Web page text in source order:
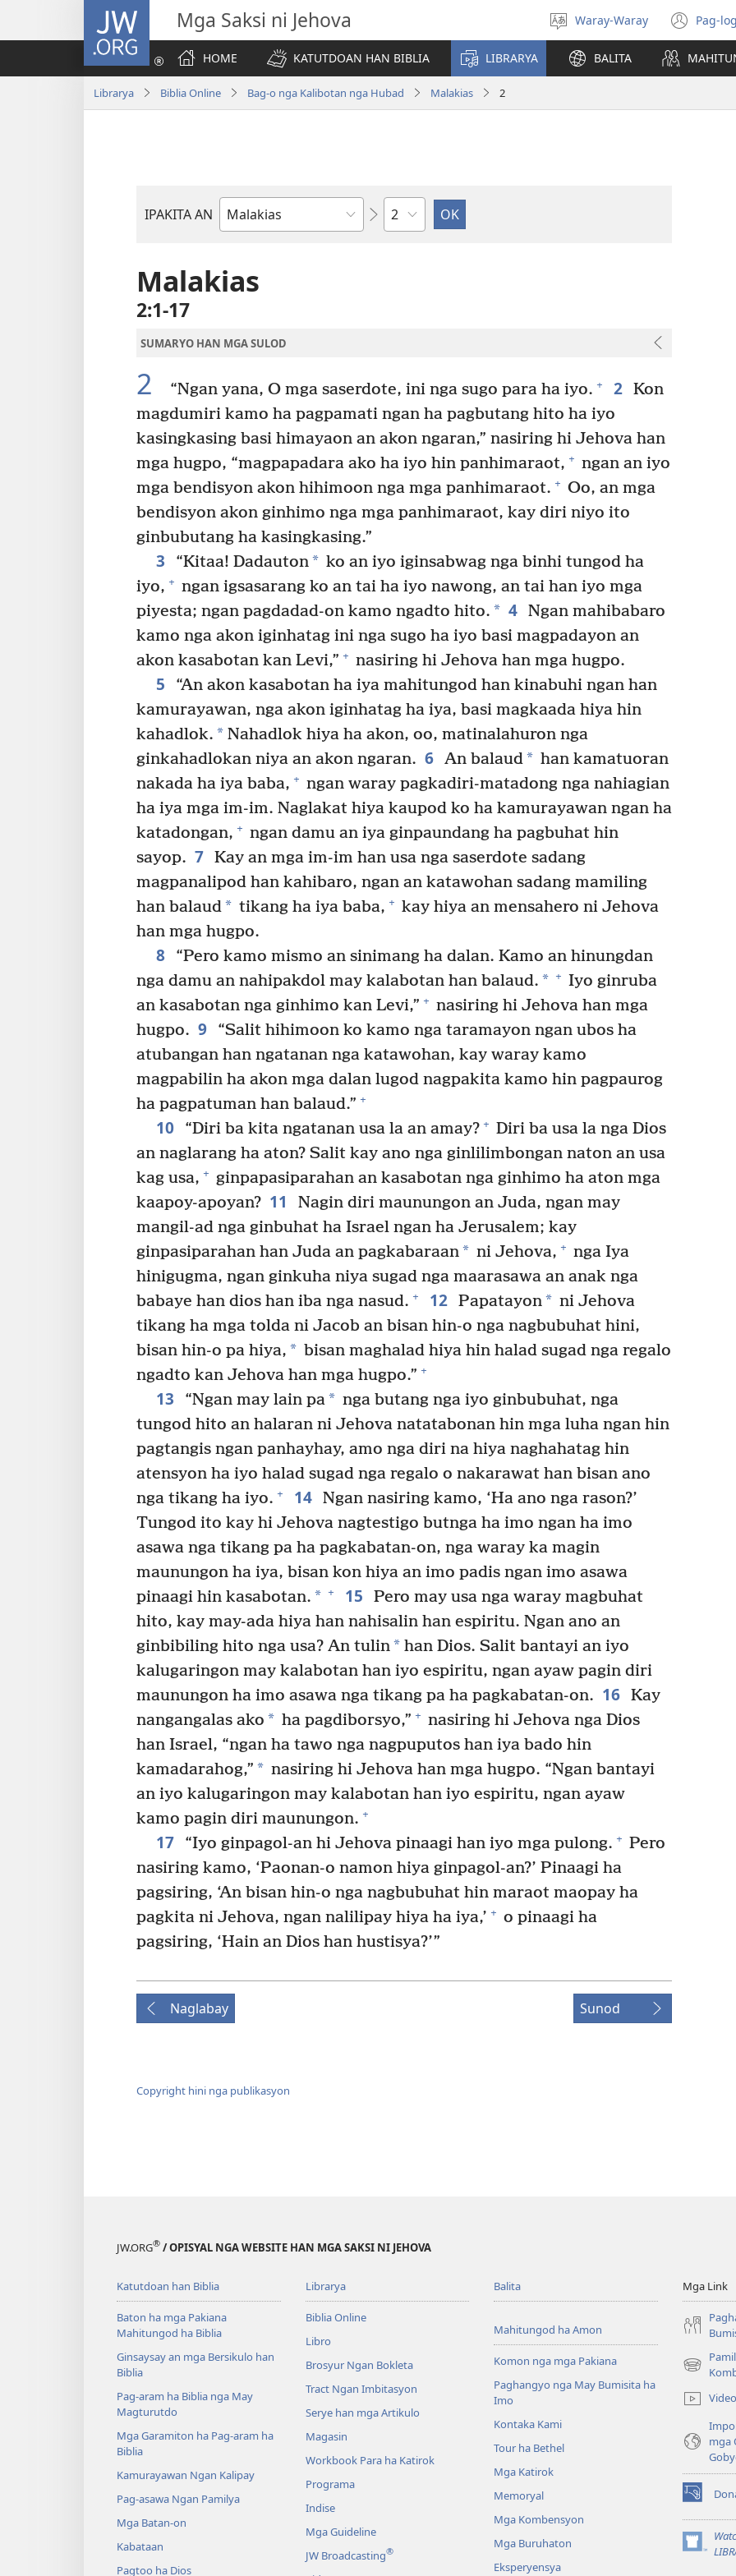
JW.ORG Mga Saksi ni Jehova
Pagpili
hin
yinaknan
Waray-Waray Pag-
new
HOME
KATUTDOAN HAN BIBLIA LIBRARYA BALITA
Librarya Biblia Online Bag-o nga Kalibotan nga Hubad Malakias 2
IPAKITA AN
Libro
Biblia
Kapitulo
Malakias
2:1-17
SUMARYO HAN MGA SULOD
2 “Ngan yana, O mga saserdote, ini nga sugo para ha iyo. + 2 Kon
magdumiri kamo ha pagpamati ngan ha pagbutang hito ha iyo
kasingkasing basi himayaon an akon ngaran,” nasiring hi Jehova han
mga hugpo, “magpapadara ako ha iyo hin panhimaraot, + ngan an iyo
mga bendisyon akon hihimoon nga mga panhimaraot. + Oo, an mga
bendisyon akon ginhimo nga mga panhimaraot, kay diri niyo ito
ginbubutang ha kasingkasing.”
3 “Kitaa! Dadauton* ko an iyo iginsabwag nga binhi tungod ha
iyo, + ngan igsasarang ko an tai ha iyo nawong, an tai han iyo mga
piyesta; ngan pagdadad-on kamo ngadto hito. * 4 Ngan mahibabaro
kamo nga akon iginhatag ini nga sugo ha iyo basi magpadayon an
akon kasabotan kan Levi,” + nasiring hi Jehova han mga hugpo.
5
“An akon kasabotan ha iya mahitungod han kinabuhi ngan han
kamurayawan, nga akon iginhatag ha iya, basi magkaada hiya hin
kahadlok. * Nahadlok hiya ha akon, oo, matinalahuron nga
ginkahadlokan niya an akon ngaran. 6 An balaud* han kamatuoran
nakada ha iya baba, + ngan waray pagkadiri-matadong nga nahiagian
ha iya mga im-im. Naglakat hiya kaupod ko ha kamurayawan ngan ha
katadongan, + ngan damu an iya ginpaundang ha pagbuhat hin
sayop. 7 Kay an mga im-im han usa nga saserdote sadang
magpanalipod han kahibaro, ngan an katawohan sadang mamiling
han balaud* tikang ha iya baba, + kay hiya an mensahero ni Jehova
han mga hugpo.
8
“Pero kamo mismo an sinimang ha dalan. Kamo an hinungdan
nga damu an nahipakdol may kalabotan han balaud. * + Iyo ginruba
an kasabotan nga ginhimo kan Levi,” + nasiring hi Jehova han mga
hugpo. 9
“Salit hihimoon ko kamo nga taramayon ngan ubos ha
atubangan han ngatanan nga katawohan, kay waray kamo
magpabilin ha akon mga dalan lugod nagpakita kamo hin pagpaurog
ha pagpatuman han balaud.” +
10 “Diri ba kita ngatanan usa la an amay? + Diri ba usa la nga Dios
an naglarang ha aton? Salit kay ano nga ginlilimbongan naton an usa
kag usa, + ginpapasiparahan an kasabotan nga ginhimo ha aton mga
kaapoy-apoyan? 11
Nagin diri maunungon an Juda, ngan may
mangil-ad nga ginbuhat ha Israel ngan ha Jerusalem; kay
ginpasiparahan han Juda an pagkabaraan* ni Jehova, + nga Iya
hinigugma, ngan ginkuha niya sugad nga maarasawa an anak nga
babaye han dios han iba nga nasud. + 12 Papatayon* ni Jehova
tikang ha mga tolda ni Jacob an bisan hin-o nga nagbubuhat hini,
bisan hin-o pa hiya, * bisan maghalad hiya hin halad sugad nga regalo
ngadto kan Jehova han mga hugpo.” +
13 “Ngan may lain pa* nga butang nga iyo ginbubuhat, nga
tungod hito an halaran ni Jehova natatabonan hin mga luha ngan hin
pagtangis ngan panhayhay, amo nga diri na hiya naghahatag hin
atensyon ha iyo halad sugad nga regalo o nakarawat han bisan ano
nga tikang ha iyo. + 14 Ngan nasiring kamo, ‘Ha ano nga rason?’
Tungod ito kay hi Jehova nagtestigo butnga ha imo ngan ha imo
asawa nga tikang pa ha pagkabatan-on, nga waray ka magin
maunungon ha iya, bisan kon hiya an imo padis ngan imo asawa
pinaagi hin kasabotan. * + 15
Pero may usa nga waray magbuhat
hito, kay may-ada hiya han nahisalin han espiritu. Ngan ano an
ginbibiling hito nga usa? An tulin* han Dios. Salit bantayi an iyo
kalugaringon may kalabotan han iyo espiritu, ngan ayaw pagin diri
maunungon ha imo asawa nga tikang pa ha pagkabatan-on. 16 Kay
nangangalas ako * ha pagdiborsyo,” + nasiring hi Jehova nga Dios
han Israel, “ngan ha tawo nga nagpuputos han iya bado hin
kamadarahog,” * nasiring hi Jehova han mga hugpo. “Ngan bantayi
an iyo kalugaringon may kalabotan han iyo espiritu, ngan ayaw
kamo pagin diri maunungon. +
17 “Iyo ginpagol-an hi Jehova pinaagi han iyo mga pulong. + Pero
nasiring kamo, ‘Paonan-o namon hiya ginpagol-an?’ Pinaagi ha
pagsiring, ‘An bisan hin-o nga nagbubuhat hin maraot maopay ha
pagkita ni Jehova, ngan nalilipay hiya ha iya,’ + o pinaagi ha
pagsiring, ‘Hain an Dios han hustisya?’”
Naglabay Sunod
Copyright hini nga publikasyon
JW.ORG® / OPISYAL NGA WEBSITE HAN MGA SAKSI NI JEHOVA
Katutdoan han Biblia
Baton ha mga Pakiana
Mahitungod ha Biblia
Ginsaysay an mga Bersikulo han
Biblia
Pag-aram ha Biblia nga May
Magturutdo
Mga Garamiton ha Pag-aram ha
Biblia
Kamurayawan Ngan Kalipay
Pag-asawa Ngan Pamilya
Mga Batan-on
Kabataan
Pagtoo ha Dios
Librarya
Biblia Online
Libro
Brosyur Ngan Bokleta
Tract Ngan Imbitasyon
Serye han mga Artikulo
Magasin
Workbook Para ha Katirok
Programa
Indise
Mga Guideline
JW Broadcasting®
Balita
Mahitungod ha Amon
Komon nga mga Pakiana
Paghangyo nga May Bumisita ha
Imo
Kontaka Kami
Tour ha Bethel
Mga Katirok
Memoryal
Mga Kombensyon
Mga Buruhaton
Eksperyensya
Mga Link
(opens
window)Video
mga
(opens
new
window)
(opens